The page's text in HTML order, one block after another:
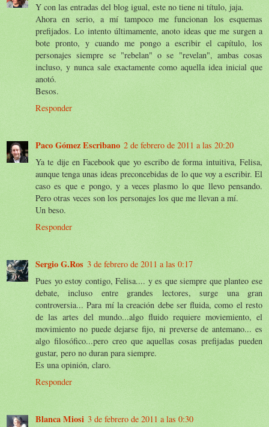
Y con las entradas del blog igual, este no tiene ni título, jaja.
Ahora en serio, a mí tampoco me funcionan los esquemas
prefijados. Lo intento últimamente, anoto ideas que me surgen a
bote pronto, y cuando me pongo a escribir el capítulo, los
personajes siempre se "rebelan" o se "revelan", ambas cosas
incluso, y nunca sale exactamente como aquella idea inicial que
anotó.
Besos.
Responder
Paco Gómez Escribano 2 de febrero de 2011 a las 20:20
Ya te dije en Facebook que yo escribo de forma intuitiva, Felisa,
aunque tenga unas ideas preconcebidas de lo que voy a escribir. El
caso es que e pongo, y a veces plasmo lo que llevo pensando.
Pero otras veces son los personajes los que me llevan a mí.
Un beso.
Responder
Sergio G.Ros 3 de febrero de 2011 a las 0:17
Pues yo estoy contigo, Felisa.... y es que siempre que planteo ese
debate, incluso entre grandes lectores, surge una gran
controversia... Para mí la creación debe ser fluida, como el resto
de las artes del mundo...algo fluido requiere moviemiento, el
movimiento no puede dejarse fijo, ni preverse de antemano... es
algo filosófico...pero creo que aquellas cosas prefijadas pueden
gustar, pero no duran para siempre.
Es una opinión, claro.
Responder
Blanca Miosi 3 de febrero de 2011 a las 0:30